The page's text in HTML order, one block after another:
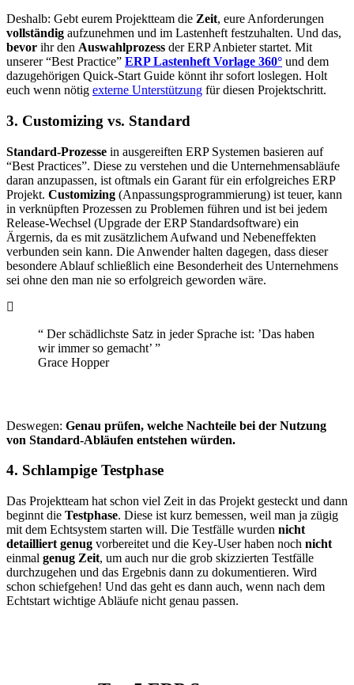
Deshalb: Gebt eurem Projektteam die Zeit, eure Anforderungen
vollständig aufzunehmen und im Lastenheft festzuhalten. Und das,
bevor ihr den Auswahlprozess der ERP Anbieter startet. Mit
unserer “Best Practice” ERP Lastenheft Vorlage 360° und dem
dazugehörigen Quick-Start Guide könnt ihr sofort loslegen. Holt
euch wenn nötig externe Unterstützung für diesen Projektschritt.
3. Customizing vs. Standard
Standard-Prozesse in ausgereiften ERP Systemen basieren auf
“Best Practices”. Diese zu verstehen und die Unternehmensabläufe
daran anzupassen, ist oftmals ein Garant für ein erfolgreiches ERP
Projekt. Customizing (Anpassungsprogrammierung) ist teuer, kann
in verknüpften Prozessen zu Problemen führen und ist bei jedem
Release-Wechsel (Upgrade der ERP Standardsoftware) ein
Ärgernis, da es mit zusätzlichem Aufwand und Nebeneffekten
verbunden sein kann. Die Anwender halten dagegen, dass dieser
besondere Ablauf schließlich eine Besonderheit des Unternehmens
sei ohne den man nie so erfolgreich geworden wäre.
“ Der schädlichste Satz in jeder Sprache ist: ’Das haben
wir immer so gemacht’ ”
Grace Hopper
Deswegen: Genau prüfen, welche Nachteile bei der Nutzung
von Standard-Abläufen entstehen würden.
4. Schlampige Testphase
Das Projektteam hat schon viel Zeit in das Projekt gesteckt und dann
beginnt die Testphase. Diese ist kurz bemessen, weil man ja zügig
mit dem Echtsystem starten will. Die Testfälle wurden nicht
detailliert genug vorbereitet und die Key-User haben noch nicht
einmal genug Zeit, um auch nur die grob skizzierten Testfälle
durchzugehen und das Ergebnis dann zu dokumentieren. Wird
schon schiefgehen! Und das geht es dann auch, wenn nach dem
Echtstart wichtige Abläufe nicht genau passen.